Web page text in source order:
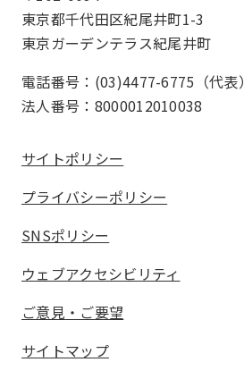
東京都千代田区紀尾井町1-3
東京ガーデンテラス紀尾井町
電話番号：(03)4477-6775（代表）
法人番号：8000012010038
サイトポリシー
プライバシーポリシー
SNSポリシー
ウェブアクセシビリティ
ご意見・ご要望
サイトマップ